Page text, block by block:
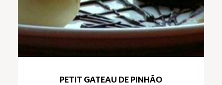
PETIT GATEAU DE PINHÃO